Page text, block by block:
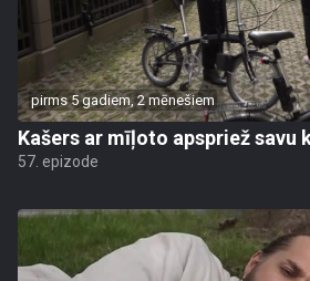
pirms 5 gadiem, 2 mēnešiem
Kašers ar mīļoto apspriež savu
57. epizode